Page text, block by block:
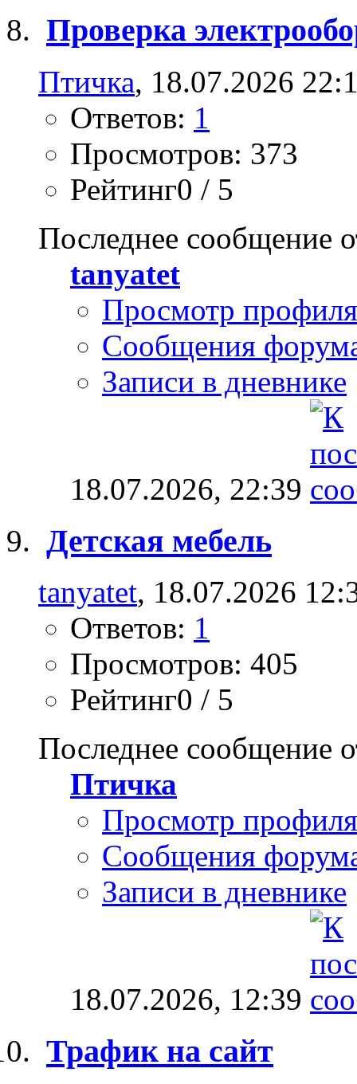
Проверка
Птичка, 18.07.2026
Ответов: 1
Просмотров: 373
Рейтинг0 / 5
Последнее сообщение
tanyatet
Просмотр профиля
Сообщения
Записи в дневнике
18.07.2026, 22:39
Детская мебель
tanyatet, 18.07.2026
Ответов: 1
Просмотров: 405
Рейтинг0 / 5
Последнее сообщение
Птичка
Просмотр профиля
Сообщения
Записи в дневнике
18.07.2026, 12:39
Трафик на сайт